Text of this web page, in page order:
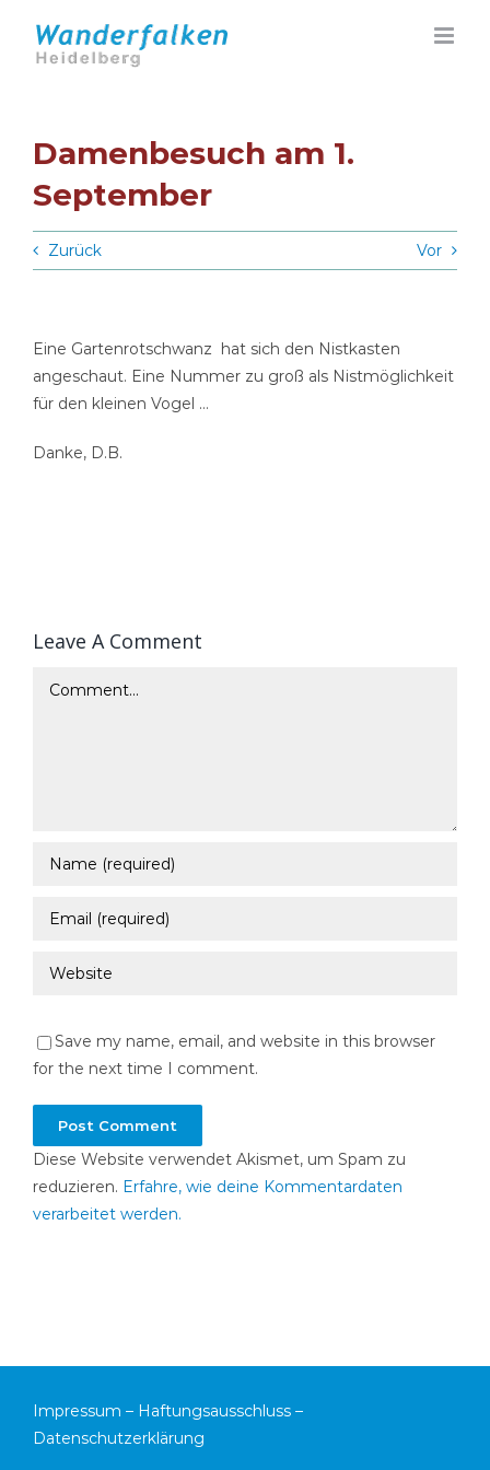
Inhalt
springen
Damenbesuch am 1.
September
Zurück Vor
Eine Gartenrotschwanz hat sich den Nistkasten
angeschaut. Eine Nummer zu groß als Nistmöglichkeit
für den kleinen Vogel …
Danke, D.B.
Leave A Comment
Comment
Save my name, email, and website in this browser
for the next time I comment.
Diese Website verwendet Akismet, um Spam zu
reduzieren. Erfahre, wie deine Kommentardaten
verarbeitet werden.
Impressum – Haftungsausschluss –
Datenschutzerklärung